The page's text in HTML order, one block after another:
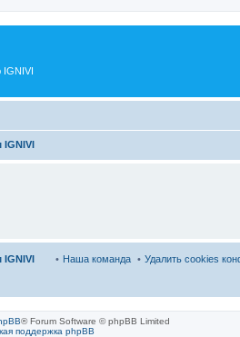
Удалить cookies
Наша команда
® Forum Software © phpBB Limited
поддержка phpBB